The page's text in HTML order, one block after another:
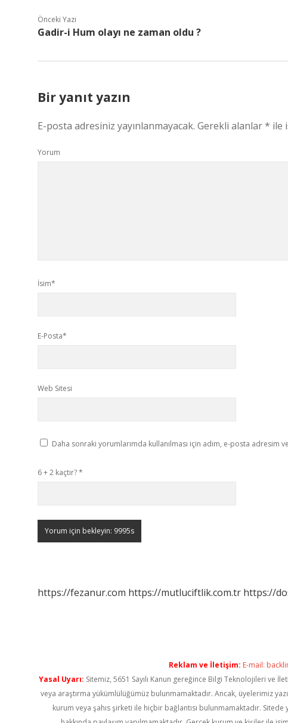
Önceki Yazı
Gadir-i Hum olayı ne zaman oldu ?
Bir yanıt yazın
E-posta adresiniz yayınlanmayacak. Gerekli alanlar* ile
Yorum
İsim*
E-Posta*
Web Sitesi
Daha sonraki yorumlarımda kullanılması için adım, e-posta adresim
6 + 2 kaçtır?*
https://fezanur.com https://mutluciftlik.com.tr https://
Reklam ve İletişim: E-mail:
Yasal Uyarı: Sitemiz, 5651 Sayılı Kanun gereğince Bilgi Teknolojileri ve
veya araştırma yükümlülüğümüz bulunmamaktadır. Ancak, üyelerimiz
kurum veya şahıs şirketi ile hiçbir bağlantısı bulunmamaktadır.